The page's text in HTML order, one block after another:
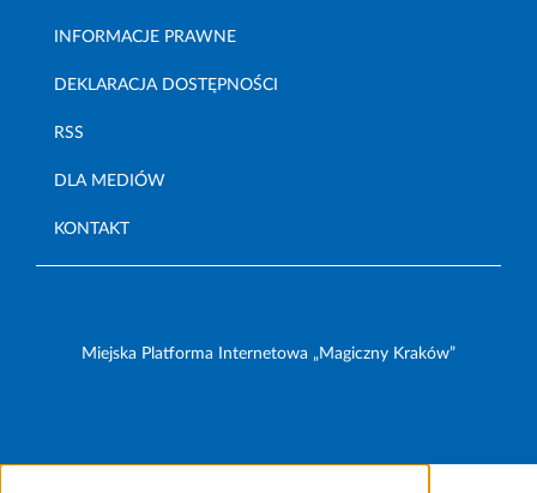
INFORMACJE PRAWNE
DEKLARACJA DOSTĘPNOŚCI
RSS
DLA MEDIÓW
KONTAKT
Miejska Platforma Internetowa „Magiczny Kraków”